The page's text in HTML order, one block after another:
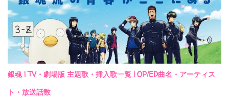
銀魂 | TV・劇場版 主題歌・挿入歌一覧 | OP/ED曲名・アーティス
ト・放送話数